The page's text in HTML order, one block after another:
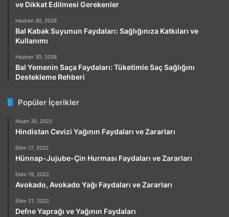
ve Dikkat Edilmesi Gerekenler
Haziran 30, 2026
Bal Kabak Suyunun Faydaları: Sağlığınıza Katkıları ve
Kullanımı
Haziran 30, 2026
Bal Yemenin Saça Faydaları: Tüketimle Saç Sağlığını
Destekleme Rehberi
Popüler İçerikler
Nisan 30, 2022
Hindistan Cevizi Yağının Faydaları ve Zararları
Ekim 17, 2022
Hünnap-Jujube-Çin Hurması Faydaları ve Zararları
Ekim 19, 2022
Avokado, Avokado Yağı Faydaları ve Zararları
Ekim 21, 2022
Defne Yaprağı ve Yağının Faydaları